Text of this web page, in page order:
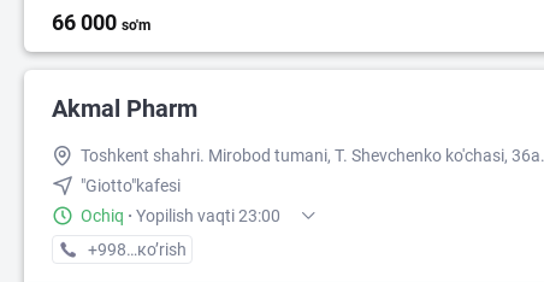
66 000 so'm
Akmal Pharm
Toshkent shahri. Mirobod tumani, T. Shevchenko ko'chasi, 36a.
"Giotto"kafesi
Ochiq · Yopilish vaqti 23:00
+998 (99) XXX-XX-XX
кo’rish